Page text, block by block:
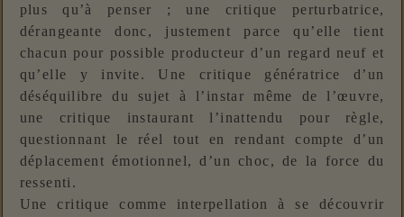
plus qu’à penser ; une critique perturbatrice,
dérangeante donc, justement parce qu’elle tient
chacun pour possible producteur d’un regard neuf et
qu’elle y invite. Une critique génératrice d’un
déséquilibre du sujet à l’instar même de l’œuvre,
une critique instaurant l’inattendu pour règle,
questionnant le réel tout en rendant compte d’un
déplacement émotionnel, d’un choc, de la force du
ressenti.
Une critique comme interpellation à se découvrir